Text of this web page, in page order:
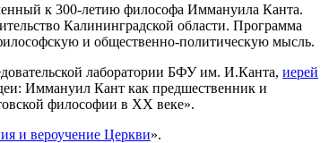
к 300-летию философа Иммануила Канта.
Калининградской области. Программа
и общественно-политическую мысль.
лаборатории БФУ им. И.Канта, иерей
Иммануил Кант как предшественник и
философии в ХХ веке».
и вероучение Церкви».